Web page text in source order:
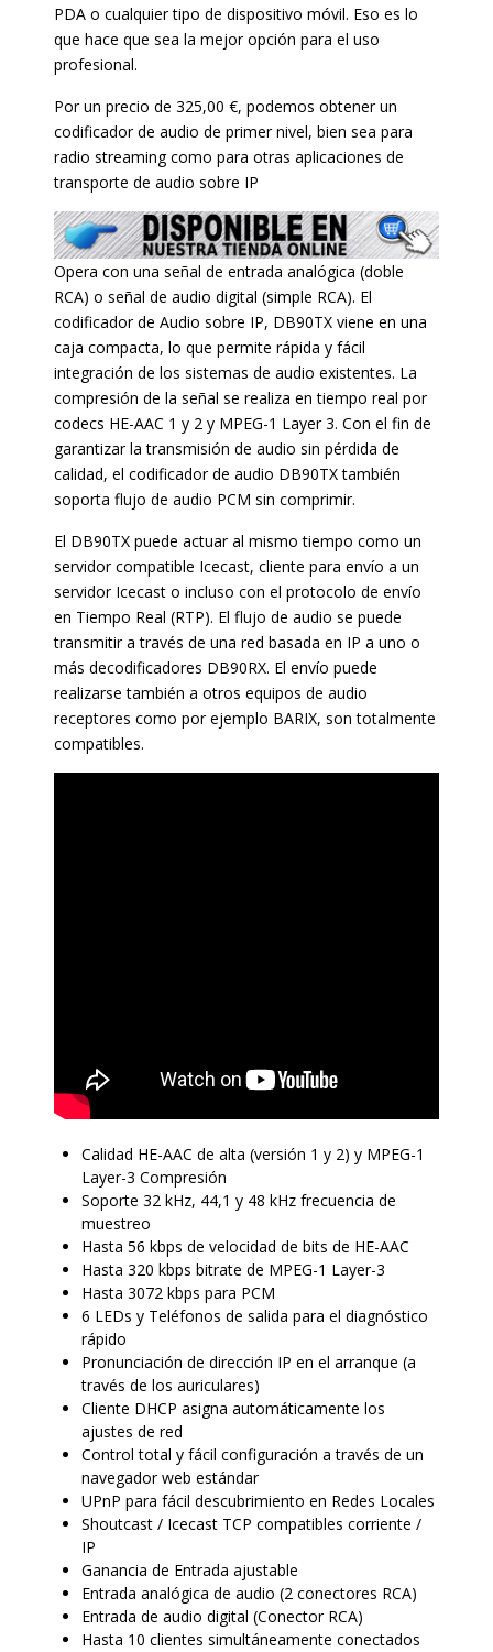
PDA o cualquier tipo de dispositivo móvil. Eso es lo
que hace que sea la mejor opción para el uso
profesional.
Por un precio de 325,00 €, podemos obtener un
codificador de audio de primer nivel, bien sea para
radio streaming como para otras aplicaciones de
transporte de audio sobre IP
Opera con una señal de entrada analógica (doble
RCA) o señal de audio digital (simple RCA). El
codificador de Audio sobre IP, DB90TX viene en una
caja compacta, lo que permite rápida y fácil
integración de los sistemas de audio existentes. La
compresión de la señal se realiza en tiempo real por
codecs HE-AAC 1 y 2 y MPEG-1 Layer 3. Con el fin de
garantizar la transmisión de audio sin pérdida de
calidad, el codificador de audio DB90TX también
soporta flujo de audio PCM sin comprimir.
El DB90TX puede actuar al mismo tiempo como un
servidor compatible Icecast, cliente para envío a un
servidor Icecast o incluso con el protocolo de envío
en Tiempo Real (RTP). El flujo de audio se puede
transmitir a través de una red basada en IP a uno o
más decodificadores DB90RX. El envío puede
realizarse también a otros equipos de audio
receptores como por ejemplo BARIX, son totalmente
compatibles.
Calidad HE-AAC de alta (versión 1 y 2) y MPEG-1
Layer-3 Compresión
Soporte 32 kHz, 44,1 y 48 kHz frecuencia de
muestreo
Hasta 56 kbps de velocidad de bits de HE-AAC
Hasta 320 kbps bitrate de MPEG-1 Layer-3
Hasta 3072 kbps para PCM
6 LEDs y Teléfonos de salida para el diagnóstico
rápido
Pronunciación de dirección IP en el arranque (a
través de los auriculares)
Cliente DHCP asigna automáticamente los
ajustes de red
Control total y fácil configuración a través de un
navegador web estándar
UPnP para fácil descubrimiento en Redes Locales
Shoutcast / Icecast TCP compatibles corriente /
IP
Ganancia de Entrada ajustable
Entrada analógica de audio (2 conectores RCA)
Entrada de audio digital (Conector RCA)
Hasta 10 clientes simultáneamente conectados